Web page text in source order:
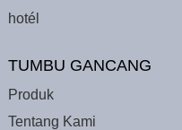
hotél
TUMBU GANCANG
Produk
Tentang Kami